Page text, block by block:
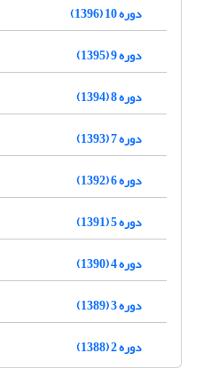
دوره 10 (1396)
دوره 9 (1395)
دوره 8 (1394)
دوره 7 (1393)
دوره 6 (1392)
دوره 5 (1391)
دوره 4 (1390)
دوره 3 (1389)
دوره 2 (1388)